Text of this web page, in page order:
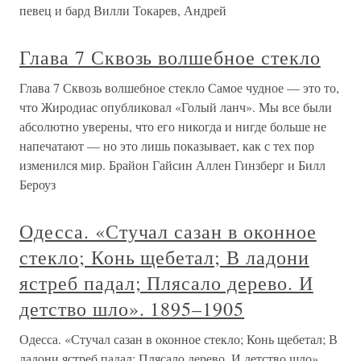
певец и бард Вилли Токарев, Андрей
Глава 7 Сквозь волшебное стекло
Глава 7 Сквозь волшебное стекло Самое чудное — это то,
что Жиродиас опубликовал «Голый ланч». Мы все были
абсолютно уверены, что его никогда и нигде больше не
напечатают — но это лишь показывает, как с тех пор
изменился мир. Брайон Гайсин Аллен Гинзберг и Билл
Бероуз
Одесса. «Стучал сазан в оконное
стекло; Конь щебетал; В ладони
ястреб падал; Плясало дерево. И
детство шло». 1895–1905
Одесса. «Стучал сазан в оконное стекло; Конь щебетал; В